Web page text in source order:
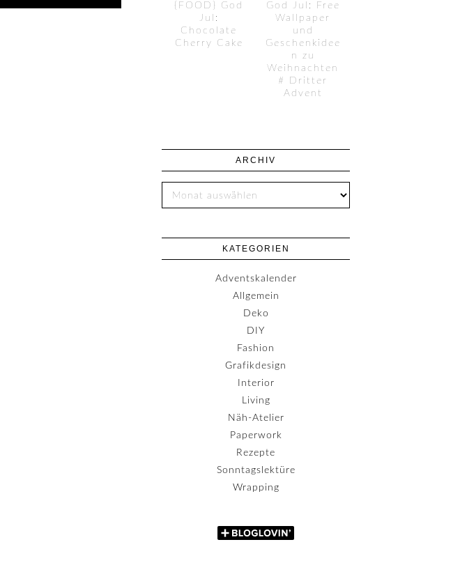
{FOOD} God
Jul:
Chocolate
Cherry Cake
God Jul: Free
Wallpaper
und
Geschenkidee
n zu
Weihnachten
# Dritter
Advent
ARCHIV
KATEGORIEN
Adventskalender
Allgemein
Deko
DIY
Fashion
Grafikdesign
Interior
Living
Näh-Atelier
Paperwork
Rezepte
Sonntagslektüre
Wrapping